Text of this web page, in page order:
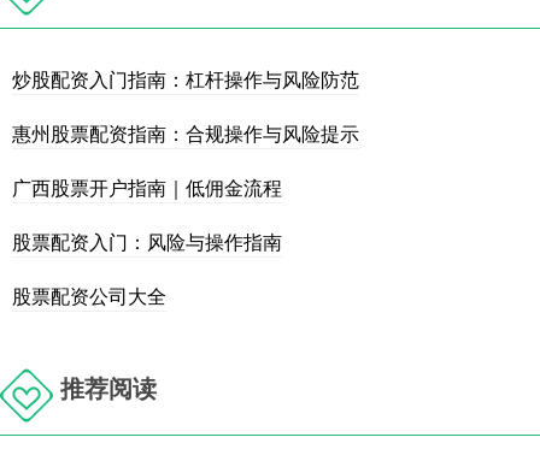
炒股配资入门指南：杠杆操作与风险防范
惠州股票配资指南：合规操作与风险提示
广西股票开户指南｜低佣金流程
股票配资入门：风险与操作指南
股票配资公司大全
推荐阅读